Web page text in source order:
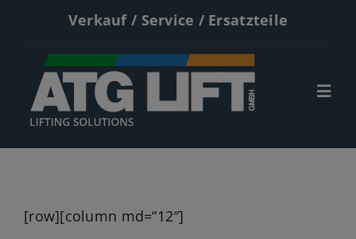
springen
Verkauf / Service / Ersatzteile
[row][column md=“12″]